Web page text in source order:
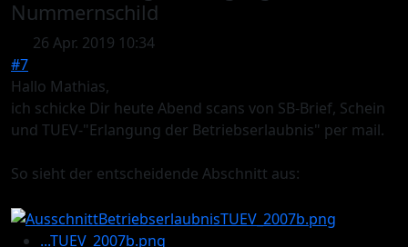
Nummernschild
26 Apr. 2019 10:34
#7
Hallo Mathias,
ich schicke Dir heute Abend scans von SB-Brief, Schein
und TUEV-"Erlangung der Betriebserlaubnis" per mail.
So sieht der entscheidende Abschnitt aus:
...TUEV_2007b.png